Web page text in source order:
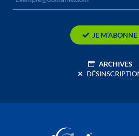
JE M’ABONNE
ARCHIVES